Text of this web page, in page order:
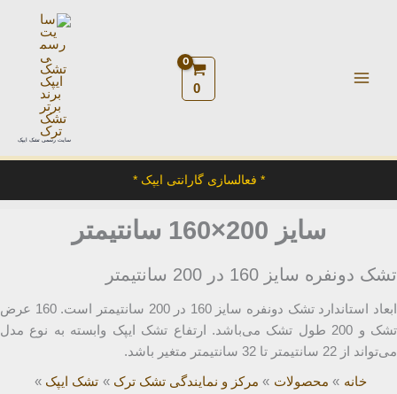
0
سایت رسمی تشک ایپک
* فعالسازی گارانتی ایپک *
سایز 200×160 سانتیمتر
تشک دونفره سایز 160 در 200 سانتیمتر
ابعاد استاندارد تشک دونفره سایز 160 در 200 سانتیمتر است. 160 عرض
تشک و 200 طول تشک می‌باشد. ارتفاع تشک ایپک وابسته به نوع مدل
می‌تواند از 22 سانتیمتر تا 32 سانتیمتر متغیر باشد.
خانه محصولات مرکز و نمایندگی تشک ترک
تشک ایپک